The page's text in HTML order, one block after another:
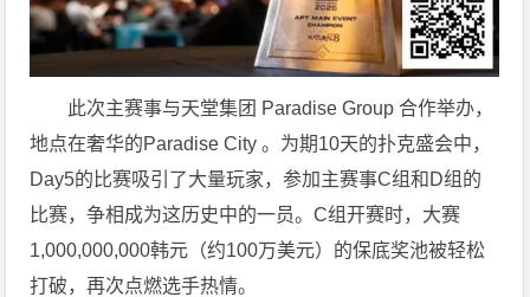
此次主赛事与天堂集团 Paradise Group 合作举办，
地点在奢华的Paradise City 。为期10天的扑克盛会中，
Day5的比赛吸引了大量玩家，参加主赛事C组和D组的
比赛，争相成为这历史中的一员。C组开赛时，大赛
1,000,000,000韩元（约100万美元）的保底奖池被轻松
打破，再次点燃选手热情。